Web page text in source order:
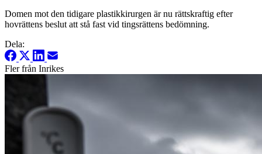
Domen mot den tidigare plastikkirurgen är nu rättskraftig efter
hovrättens beslut att stå fast vid tingsrättens bedömning.
Dela:
Fler från Inrikes